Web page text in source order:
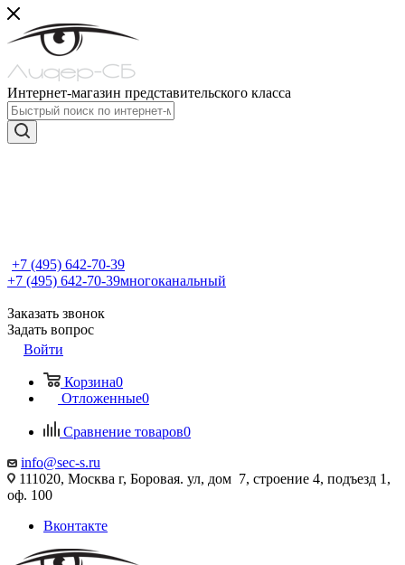
Интернет-магазин представительского класса
+7 (495) 642-70-39
+7 (495) 642-70-39многоканальный
Заказать звонок
Задать вопрос
Войти
Корзина0
Отложенные0
Сравнение товаров0
info@sec-s.ru
111020, Москва г, Боровая. ул, дом 7, строение 4, подъезд 1,
оф. 100
Вконтакте